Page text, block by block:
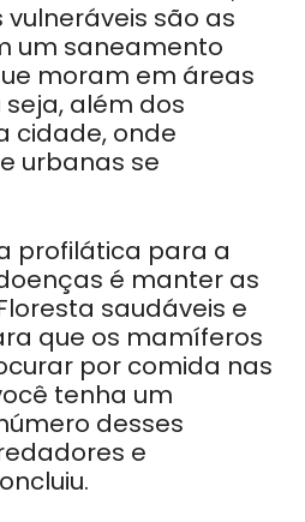
são as
um saneamento
moram em áreas
seja, além dos
cidade, onde
urbanas se
profilática para a
é manter as
saudáveis e
que os mamíferos
por comida nas
tenha um
desses
e